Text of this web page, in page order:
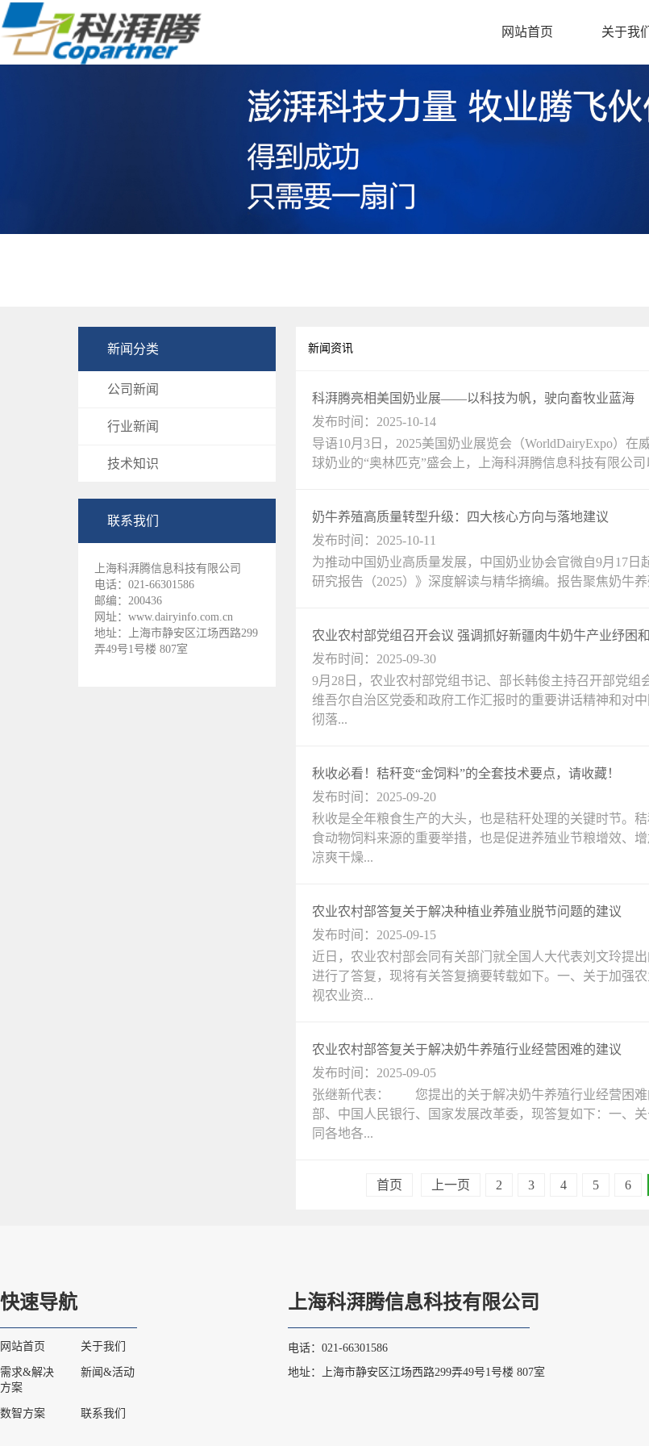
网站首页 关于我们
新闻分类
公司新闻
行业新闻
技术知识
联系我们
上海科湃腾信息科技有限公司
电话：021-66301586
邮编：200436
网址：www.dairyinfo.com.cn
地址：上海市静安区江场西路299
弄49号1号楼 807室
新闻资讯
科湃腾亮相美国奶业展——以科技为帆，驶向畜牧业蓝海
发布时间：2025-10-14
导语10月3日，2025美国奶业展览会（WorldDairyExpo）
球奶业的“奥林匹克”盛会上，上海科湃腾信息科技有限公
奶牛养殖高质量转型升级：四大核心方向与落地建议
发布时间：2025-10-11
为推动中国奶业高质量发展，中国奶业协会官微自9月17
研究报告（2025）》深度解读与精华摘编。报告聚焦奶牛
农业农村部党组召开会议 强调抓好新疆肉牛奶牛产业纾困
发布时间：2025-09-30
9月28日，农业农村部党组书记、部长韩俊主持召开部党
维吾尔自治区党委和政府工作汇报时的重要讲话精神和对
彻落...
秋收必看！秸秆变“金饲料”的全套技术要点，请收藏！
发布时间：2025-09-20
秋收是全年粮食生产的大头，也是秸秆处理的关键时节。
食动物饲料来源的重要举措，也是促进养殖业节粮增效、
凉爽干燥...
农业农村部答复关于解决种植业养殖业脱节问题的建议
发布时间：2025-09-15
近日，农业农村部会同有关部门就全国人大代表刘文玲提
进行了答复，现将有关答复摘要转载如下。一、关于加强
视农业资...
农业农村部答复关于解决奶牛养殖行业经营困难的建议
发布时间：2025-09-05
张继新代表： 您提出的关于解决奶牛养殖行业经营困难
部、中国人民银行、国家发展改革委，现答复如下：一、
同各地各...
首页 上一页 2 3 4 5 6
快速导航
网站首页 关于我们
需求&解决
方案
新闻&活动
数智方案 联系我们
上海科湃腾信息科技有限公司
电话：021-66301586
地址：上海市静安区江场西路299弄49号1号楼 807室